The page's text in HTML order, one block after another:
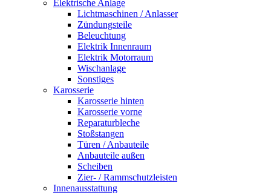
Elektrische Anlage
Lichtmaschinen / Anlasser
Zündungsteile
Beleuchtung
Elektrik Innenraum
Elektrik Motorraum
Wischanlage
Sonstiges
Karosserie
Karosserie hinten
Karosserie vorne
Reparaturbleche
Stoßstangen
Türen / Anbauteile
Anbauteile außen
Scheiben
Zier- / Rammschutzleisten
Innenausstattung